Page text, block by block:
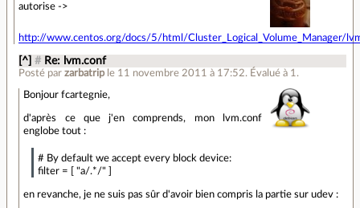
autorise ->
http://www.centos.org/docs/5/html/Cluster_Logical_Volume_Manager/
[^] # Re: lvm.conf
Posté parzarbatrip le 11 novembre 2011 à 17:52. Évalué à 1 .
Bonjour fcartegnie,
d'après ce que j'en comprends, mon lvm.conf
englobe tout :
# By default we accept every block device:
filter = [ "a/.*/" ]
en revanche, je ne suis pas sûr d'avoir bien compris la partie sur udev :